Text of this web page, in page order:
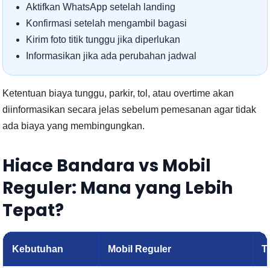
Aktifkan WhatsApp setelah landing
Konfirmasi setelah mengambil bagasi
Kirim foto titik tunggu jika diperlukan
Informasikan jika ada perubahan jadwal
Ketentuan biaya tunggu, parkir, tol, atau overtime akan
diinformasikan secara jelas sebelum pemesanan agar tidak
ada biaya yang membingungkan.
Hiace Bandara vs Mobil
Reguler: Mana yang Lebih
Tepat?
Kebutuhan Mobil Reguler